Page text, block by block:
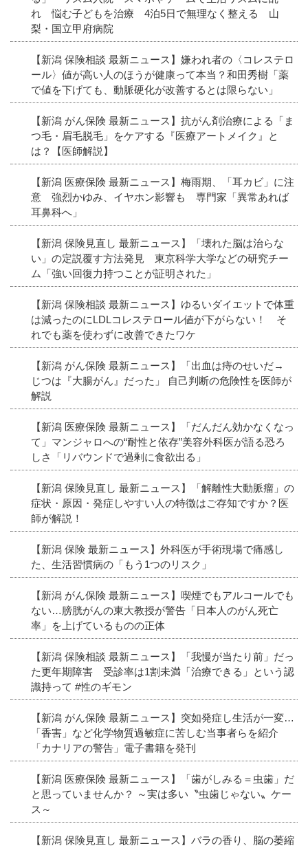
れ 悩む子どもを治療 4泊5日で無理なく整える 山
梨・国立甲府病院
【新潟 保険相談 最新ニュース】嫌われ者の〈コレステロ
ール〉値が高い人のほうが健康って本当？和田秀樹「薬
で値を下げても、動脈硬化が改善するとは限らない」
【新潟 がん保険 最新ニュース】抗がん剤治療による「ま
つ毛・眉毛脱毛」をケアする『医療アートメイク』と
は？【医師解説】
【新潟 医療保険 最新ニュース】梅雨期、「耳カビ」に注
意 強烈かゆみ、イヤホン影響も 専門家「異常あれば
耳鼻科へ」
【新潟 保険見直し 最新ニュース】「壊れた脳は治らな
い」の定説覆す方法発見 東京科学大学などの研究チー
ム「強い回復力持つことが証明された」
【新潟 保険相談 最新ニュース】ゆるいダイエットで体重
は減ったのにLDLコレステロール値が下がらない！ そ
れでも薬を使わずに改善できたワケ
【新潟 がん保険 最新ニュース】「出血は痔のせいだ→
じつは『大腸がん』だった」 自己判断の危険性を医師が
解説
【新潟 医療保険 最新ニュース】「だんだん効かなくなっ
て」マンジャロへの“耐性と依存”美容外科医が語る恐ろ
しさ「リバウンドで過剰に食欲出る」
【新潟 保険見直し 最新ニュース】「解離性大動脈瘤」の
症状・原因・発症しやすい人の特徴はご存知ですか？医
師が解説！
【新潟 保険 最新ニュース】外科医が手術現場で痛感し
た、生活習慣病の「もう1つのリスク」
【新潟 がん保険 最新ニュース】喫煙でもアルコールでも
ない…膀胱がんの東大教授が警告「日本人のがん死亡
率」を上げているものの正体
【新潟 保険相談 最新ニュース】「我慢が当たり前」だっ
た更年期障害 受診率は1割未満「治療できる」という認
識持って #性のギモン
【新潟 がん保険 最新ニュース】突如発症し生活が一変…
「香害」など化学物質過敏症に苦しむ当事者らを紹介
「カナリアの警告」電子書籍を発刊
【新潟 医療保険 最新ニュース】「歯がしみる＝虫歯」だ
と思っていませんか？ ～実は多い〝虫歯じゃない〟ケー
ス～
【新潟 保険見直し 最新ニュース】バラの香り、脳の萎縮